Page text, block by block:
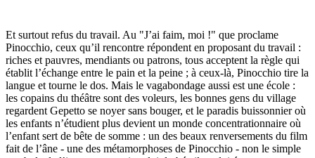
Et surtout refus du travail. Au "J’ai faim, moi !" que proclame
Pinocchio, ceux qu’il rencontre répondent en proposant du travail :
riches et pauvres, mendiants ou patrons, tous acceptent la règle qui
établit l’échange entre le pain et la peine ; à ceux-là, Pinocchio tire la
langue et tourne le dos. Mais le vagabondage aussi est une école :
les copains du théâtre sont des voleurs, les bonnes gens du village
regardent Gepetto se noyer sans bouger, et le paradis buissonnier où
les enfants n’étudient plus devient un monde concentrationnaire où
l’enfant sert de bête de somme : un des beaux renversements du film
fait de l’âne - une des métamorphoses de Pinocchio - non le simple